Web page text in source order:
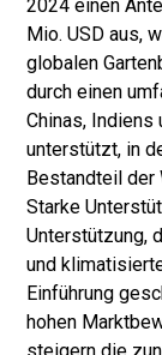
2024 einen
Mio. USD aus,
globalen
durch einen
Chinas,
unterstützt, in
Bestandteil
Starke
Unterstützung,
und
Einführung
hohen